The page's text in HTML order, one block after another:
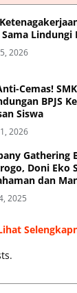
Sama Lindungi
2026
Cemas!
BPJS
Siswa
2026
Gathering
Doni Eko
dan
2025